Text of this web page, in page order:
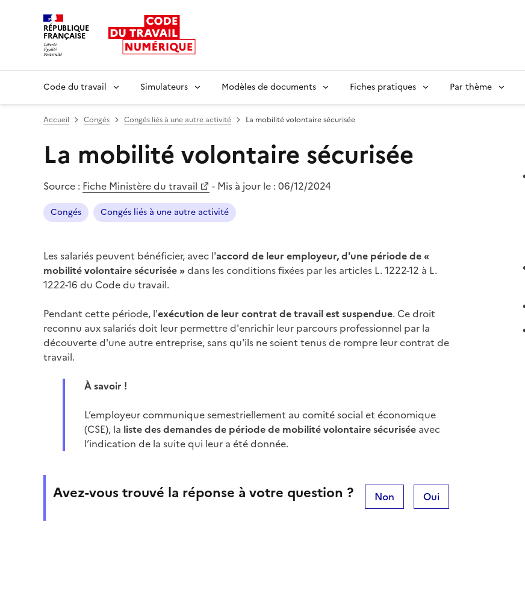
RÉPUBLIQUE
FRANÇAISE
Code du travail Simulateurs Modèles de documents Fiches pratiques Par thème
Accueil Congés Congés liés à une autre activité La mobilité volontaire sécurisée
La mobilité volontaire sécurisée
Source : Fiche Ministère du travail - Mis à jour le : 06/12/2024
Congés Congés liés à une autre activité
Les salariés peuvent bénéficier, avec l'accord de leur employeur, d'une période de «
mobilité volontaire sécurisée»dans les conditions fixées par les articles L. 1222-12 à L.
1222-16 du Code du travail.
Pendant cette période, l'exécution de leur contrat de travail est suspendue. Ce droit
reconnu aux salariés doit leur permettre d'enrichir leur parcours professionnel par la
découverte d'une autre entreprise, sans qu'ils ne soient tenus de rompre leur contrat de
travail.
À savoir !
L’employeur communique semestriellement au comité social et économique
(CSE), la liste des demandes de période de mobilité volontaire sécurisée avec
l’indication de la suite qui leur a été donnée.
Avez-vous trouvé la réponse à votre question ? Non Oui